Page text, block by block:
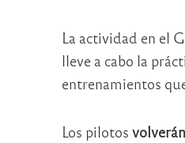
La actividad en el
lleve a cabo la
entrenamientos
Los pilotos